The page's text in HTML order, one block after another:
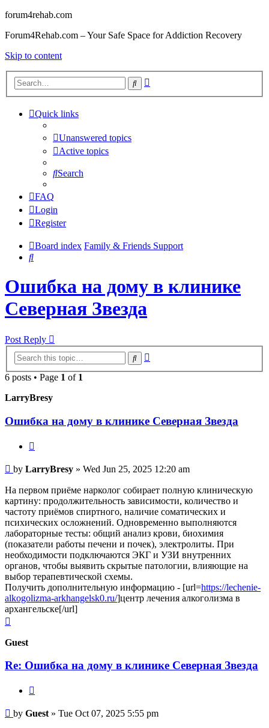
forum4rehab.com
Forum4Rehab.com – Your Safe Space for Addiction Recovery
Skip to content
Search
Quick links
Unanswered topics
Active topics
Search
FAQ
Login
Register
Board index Family & Friends Support
Search
Ошибка на дому в клинике
Северная Звезда
Post Reply
Search
6 posts • Page 1 of 1
LarryBresy
Ошибка на дому в клинике Северная Звезда
Post
by LarryBresy » Wed Jun 25, 2025 12:20 am
На первом приёме нарколог собирает полную клиническую
картину: продолжительность зависимости, количество и
частоту приёмов спиртного, наличие соматических и
психических осложнений. Одновременно выполняются
лабораторные тесты: общий анализ крови, биохимия
(показатели работы печени и почек), электролиты. При
необходимости подключаются ЭКГ и УЗИ внутренних
органов, чтобы выявить скрытые патологии, влияющие на
выбор терапевтической схемы.
Получить дополнительную информацию - [url=https://lechenie-
alkogolizma-arkhangelsk0.ru/]центр лечения алкоголизма в
архангельске[/url]
Guest
Re: Ошибка на дому в клинике Северная Звезда
Post
by Guest » Tue Oct 07, 2025 5:55 pm